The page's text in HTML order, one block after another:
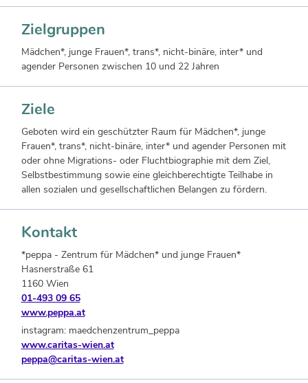
Zielgruppen
Mädchen*, junge Frauen*, trans*, nicht-binäre, inter* und
agender Personen zwischen 10 und 22 Jahren
Ziele
Geboten wird ein geschützter Raum für Mädchen*, junge
Frauen*, trans*, nicht-binäre, inter* und agender Personen mit
oder ohne Migrations- oder Fluchtbiographie mit dem Ziel,
Selbstbestimmung sowie eine gleichberechtigte Teilhabe in
allen sozialen und gesellschaftlichen Belangen zu fördern.
Kontakt
*peppa - Zentrum für Mädchen* und junge Frauen*
Hasnerstraße 61
1160 Wien
01-493 09 65
www.peppa.at
instagram: maedchenzentrum_peppa
www.caritas-wien.at
peppa@caritas-wien.at